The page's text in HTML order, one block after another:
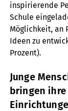
inspirierende
Schule
Möglichkeit, an
Ideen zu
Prozent).
Junge
bringen